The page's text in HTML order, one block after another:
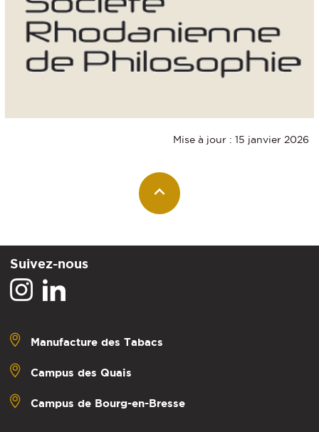
Mise à jour : 15 janvier 2026
Suivez-nous
Manufacture des Tabacs
Campus des Quais
Campus de Bourg-en-Bresse